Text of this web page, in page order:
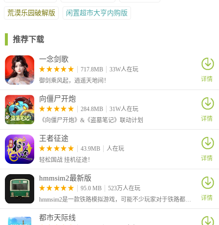
荒漠乐园破解版 闲置超市大亨内购版
推荐下载
一念剑歌
717.8MB
33W人在玩
御剑乘风起，逍遥天地间！
详情
向僵尸开炮
284.8MB
31W人在玩
《向僵尸开炮》&《盗墓笔记》联动计划
详情
王者征途
43.9MB
人在玩
轻松国战 挂机征途！
详情
hmmsim2最新版
95.0 MB
523万人在玩
hmmsim2是一款铁路模拟游戏，可能不少玩家对于铁路都非常的感兴趣，想知道列车的驾驶体验，这款游戏真实还原和模拟列车的行驶，玩家可以按照任务去到达一些站点。
详情
都市天际线